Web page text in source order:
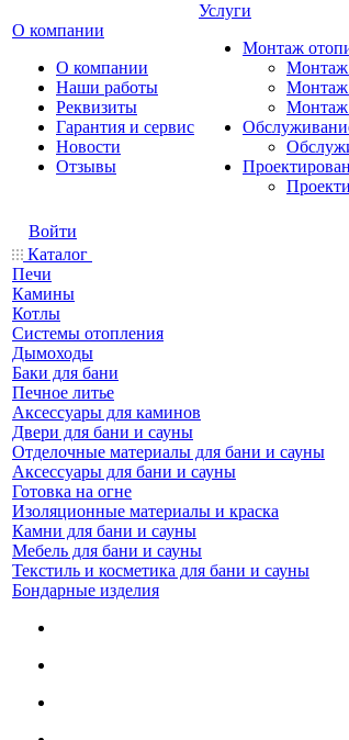
О компании
О компании
Наши работы
Реквизиты
Гарантия и сервис
Новости
Отзывы
Услуги
Монтаж
Монтаж
Монтаж
Монтаж
Войти
Каталог
Печи
Камины
Котлы
Системы отопления
Дымоходы
Баки для бани
Печное литье
Аксессуары для каминов
Двери для бани и сауны
Отделочные материалы для бани и сауны
Аксессуары для бани и сауны
Готовка на огне
Изоляционные материалы и краска
Камни для бани и сауны
Мебель для бани и сауны
Текстиль и косметика для бани и сауны
Бондарные изделия